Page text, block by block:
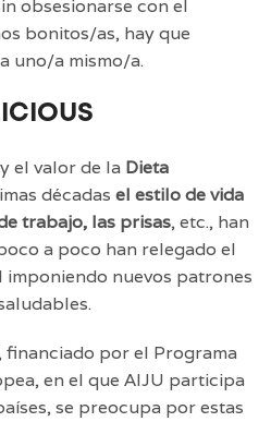
obsesionarse con el
bonitos/as, hay que
uno/a mismo/a.
el valor de la Dieta
décadas el estilo de vida
trabajo, las prisas, etc., han
a poco han relegado el
nuevos patrones
financiado por el Programa
en el que AIJU participa
se preocupa por estas